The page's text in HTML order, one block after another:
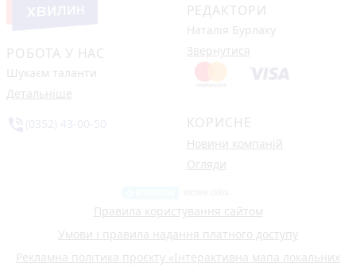
РОБОТА У НАС
Шукаєм таланти
Детальніше
РЕДАКТОРИ
Наталія Бурлаку
Звернутися
КОРИСНЕ
Новини компаній
Огляди
Правила користування сайтом
Умови і правила надання платного доступу
Рекламна політика проєкту «Інтерактивна мапа локальних